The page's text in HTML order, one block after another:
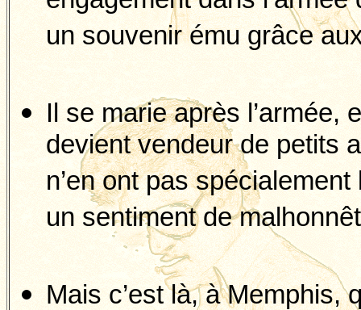
un souvenir ému grâce
Il se marie après l’armée,
devient vendeur de petits
n’en ont pas
un sentiment de
Mais c’est là, à Memphis,